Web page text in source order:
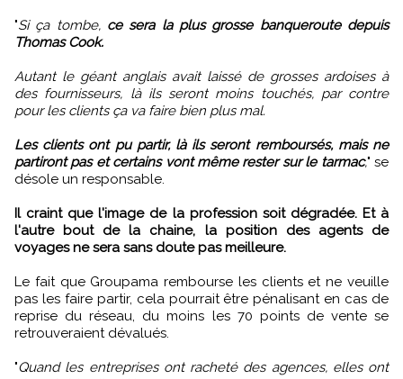
"Si ça tombe, ce sera la plus grosse banqueroute depuis
Thomas Cook.
Autant le géant anglais avait laissé de grosses ardoises à
des fournisseurs, là ils seront moins touchés, par contre
pour les clients ça va faire bien plus mal.
Les clients ont pu partir, là ils seront remboursés, mais ne
partiront pas et certains vont même rester sur le tarmac," se
désole un responsable.
Il craint que l'image de la profession soit dégradée. Et à
l'autre bout de la chaine, la position des agents de
voyages ne sera sans doute pas meilleure.
Le fait que Groupama rembourse les clients et ne veuille
pas les faire partir, cela pourrait être pénalisant en cas de
reprise du réseau, du moins les 70 points de vente se
retrouveraient dévalués.
"Quand les entreprises ont racheté des agences, elles ont